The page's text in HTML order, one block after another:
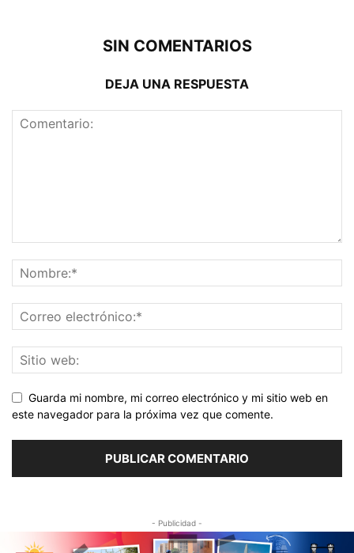
SIN COMENTARIOS
DEJA UNA RESPUESTA
Guarda mi nombre, mi correo electrónico y mi sitio web en
este navegador para la próxima vez que comente.
- Publicidad -